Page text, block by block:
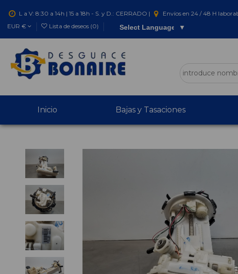
L a V: 8:30 a 14h | 15 a 18h - S. y D.: CERRADO | Envíos en 24 / 48 H
EUR €
Lista de deseos (0) Select Language ▼
Inicio Bajas y Tasaciones